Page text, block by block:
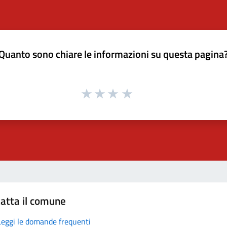
sono chiare le informazioni su questa
il comune
le domande frequenti